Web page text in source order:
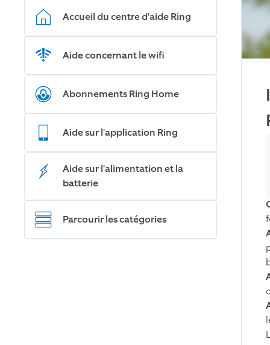
Accueil du centre d'aide Ring
Aide concernant le wifi
Abonnements Ring Home
Aide sur l'application Ring
Aide sur l'alimentation et la
batterie
Parcourir les catégories